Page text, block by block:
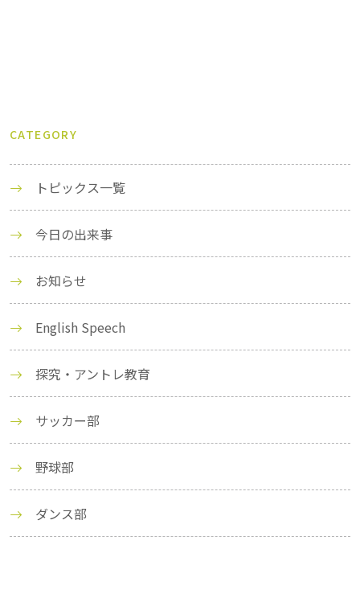
CATEGORY
トピックス一覧
今日の出来事
お知らせ
English Speech
探究・アントレ教育
サッカー部
野球部
ダンス部